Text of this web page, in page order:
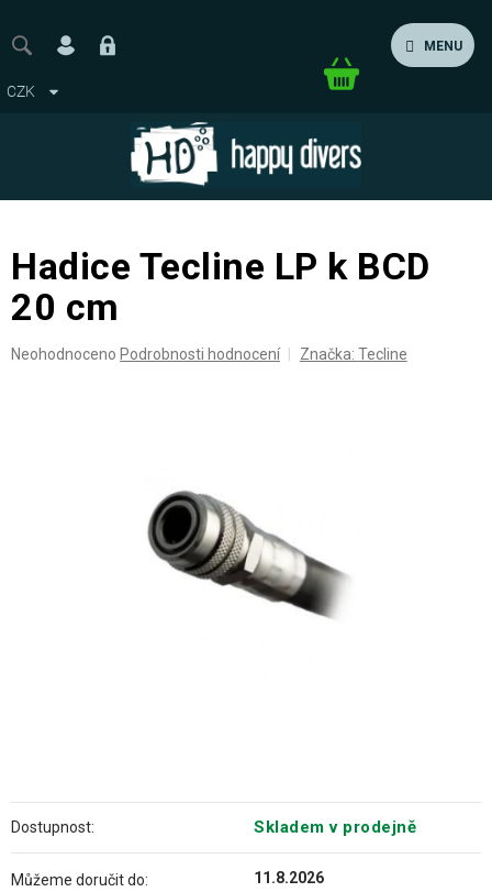
obsah
MENU
CZK
Nákupní
Hadice Tecline LP k BCD
20 cm
Průměrné
Neohodnoceno Podrobnosti hodnocení Značka: Tecline
Dostupnost: Skladem v prodejně
Můžeme doručit do: 11.8.2026